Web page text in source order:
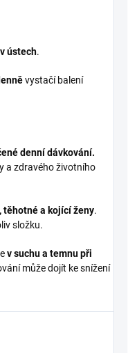
ústech.
vystačí balení
denní dávkování.
a zdravého životního
těhotné a kojící ženy.
složku.
v suchu a temnu při
může dojít ke snížení